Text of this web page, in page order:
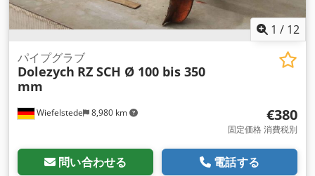
1 / 12
Wiefelstede 8,980 km
パイプグラブ
Dolezych RZ SCH Ø 100 bis 350
mm
€380
固定価格 消費税別
問い合わせる 電話する